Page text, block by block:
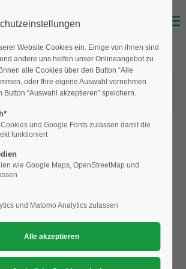
von Albert Hausmann
/ Skikurs
Website Cookies ein. Einige von ihnen sind
andere uns helfen unser Onlineangebot zu
alle Cookies über den Button “Alle
oder Ihre eigene Auswahl vornehmen
Button “Auswahl akzeptieren” speichern.
und Google Fonts zulassen damit die
funktioniert
wie Google Maps, OpenStreetMap und
und Matomo Analytics zulassen